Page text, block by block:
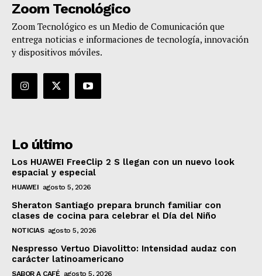
Zoom Tecnológico
Zoom Tecnológico es un Medio de Comunicación que
entrega noticias e informaciones de tecnología, innovación
y dispositivos móviles.
Lo último
Los HUAWEI FreeClip 2 S llegan con un nuevo look
espacial y especial
HUAWEI agosto 5, 2026
Sheraton Santiago prepara brunch familiar con
clases de cocina para celebrar el Día del Niño
NOTICIAS agosto 5, 2026
Nespresso Vertuo Diavolitto: Intensidad audaz con
carácter latinoamericano
SABOR A CAFÉ agosto 5, 2026